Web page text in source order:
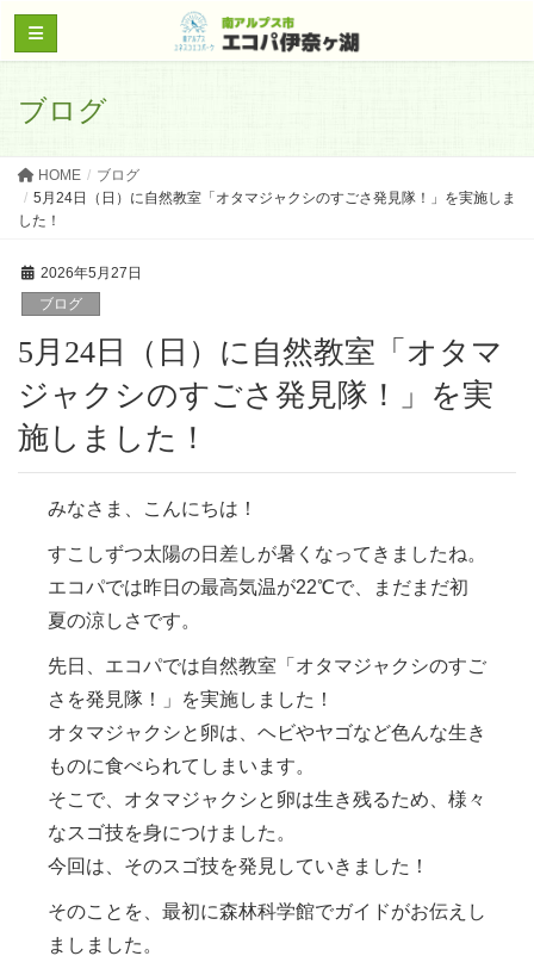
ブログ
HOME
ブログ
5月24日（日）に自然教室「オタマジャクシのすごさ発見隊！」を実施しま
した！
2026年5月27日
ブログ
5月24日（日）に自然教室「オタマ
ジャクシのすごさ発見隊！」を実
施しました！
みなさま、こんにちは！
すこしずつ太陽の日差しが暑くなってきましたね。
エコパでは昨日の最高気温が22℃で、まだまだ初
夏の涼しさです。
先日、エコパでは自然教室「オタマジャクシのすご
さを発見隊！」を実施しました！
オタマジャクシと卵は、ヘビやヤゴなど色んな生き
ものに食べられてしまいます。
そこで、オタマジャクシと卵は生き残るため、様々
なスゴ技を身につけました。
今回は、そのスゴ技を発見していきました！
そのことを、最初に森林科学館でガイドがお伝えし
ましました。